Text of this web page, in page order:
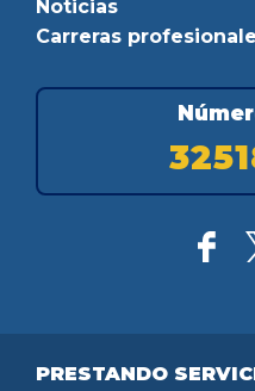
Noticias
Carreras
PRESTANDO